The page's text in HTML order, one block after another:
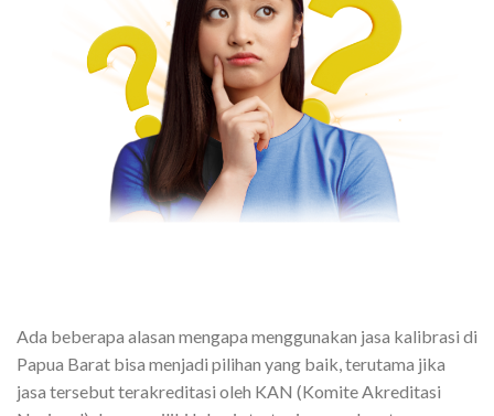
Ada beberapa alasan mengapa menggunakan jasa kalibrasi di
Papua Barat bisa menjadi pilihan yang baik, terutama jika
jasa tersebut terakreditasi oleh KAN (Komite Akreditasi